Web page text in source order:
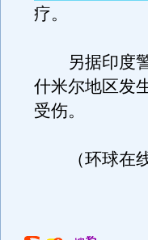
疗。
另据印度警
什米尔地区发
受伤。
（环球在线